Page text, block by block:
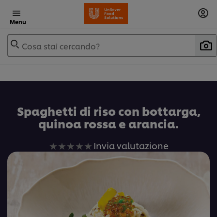
Menu
Cosa stai cercando?
Spaghetti di riso con bottarga,
quinoa rossa e arancia.
Nessuna
valutazione
questo
recipe
Invia valutazione